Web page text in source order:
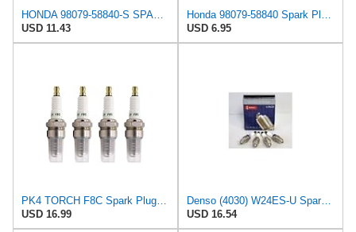
HONDA 98079-58840-S SPARK PLUG (B8ES)
USD 11.43
Honda 98079-58840 Spark Plug (B8Es)
USD 6.95
PK4 TORCH F8C Spark Plug Replace for NGK 2411 B8ES,Honda 98079-58840
USD 16.99
Denso (4030) W24ES-U Spark Plugs, Pack of 4
USD 16.54